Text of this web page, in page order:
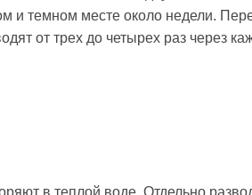
и темном месте около недели.
от трех до четырех раз через
в теплой воде. Отдельно